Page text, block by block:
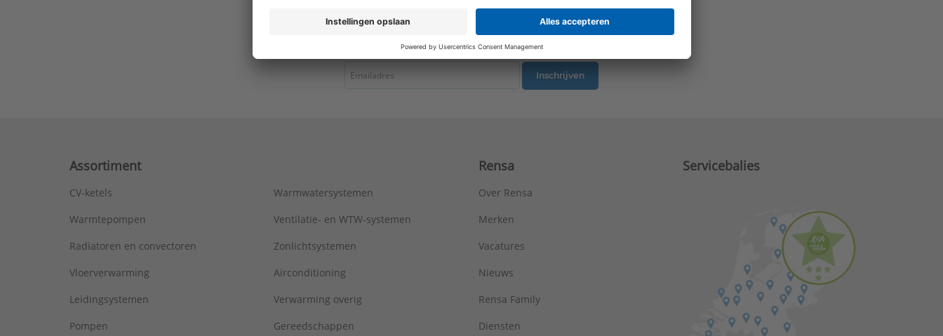
Inschrijven
Assortiment
CV-ketels
Warmtepompen
Radiatoren en convectoren
Vloerverwarming
Leidingsystemen
Pompen
Warmwatersystemen
Ventilatie- en WTW-systemen
Zonlichtsystemen
Airconditioning
Verwarming overig
Gereedschappen
Rensa
Over Rensa
Merken
Vacatures
Nieuws
Rensa Family
Diensten
Servicebalies